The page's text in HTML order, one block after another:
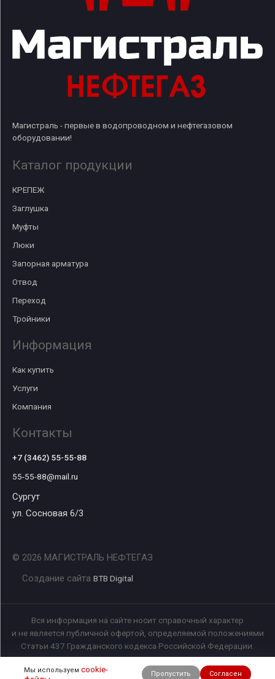
Магистраль - первые в водопроводном и нефтегазовом
оборудовании!
Каталог продукции
КРЕПЕЖ
Заглушка
Муфты
Люки
Запорная арматура
Отвод
Переход
Тройники
Информация
Как купить
Услуги
Компания
Контакты
+7 (3462) 55-55-88
55-55-88@mail.ru
Сургут
ул. Сосновая 6/3
© 2026 МАГИСТРАЛЬ НЕФТЕГАЗ
Создание сайта BTB Digital
Вся информация на сайте носит справочный характер
и не является публичной офертой, определяемой положениями
Статьи 437 Гражданского кодекса Российской Федерации.
Мы используем cookie-
Пропустить Согласен